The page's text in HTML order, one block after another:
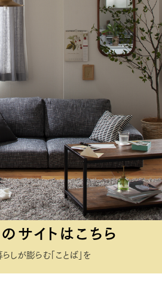
サイトはこちら
しが膨らむ「ことば」を